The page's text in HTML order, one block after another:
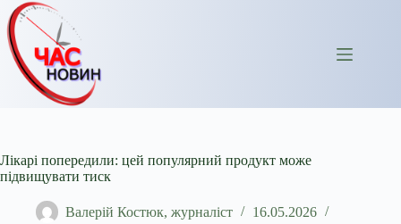
Перейти
до
вмісту
Лікарі попередили: цей популярний продукт може
підвищувати тиск
Валерій Костюк, журналіст
16.05.2026